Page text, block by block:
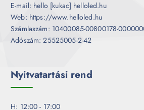
E-mail: hello [kukac] helloled.hu
Web: https://www.helloled.hu
Számlaszám: 10400085-00800178-
Adószám: 25525005-2-42
Nyitvatartási rend
H: 12:00 - 17:00